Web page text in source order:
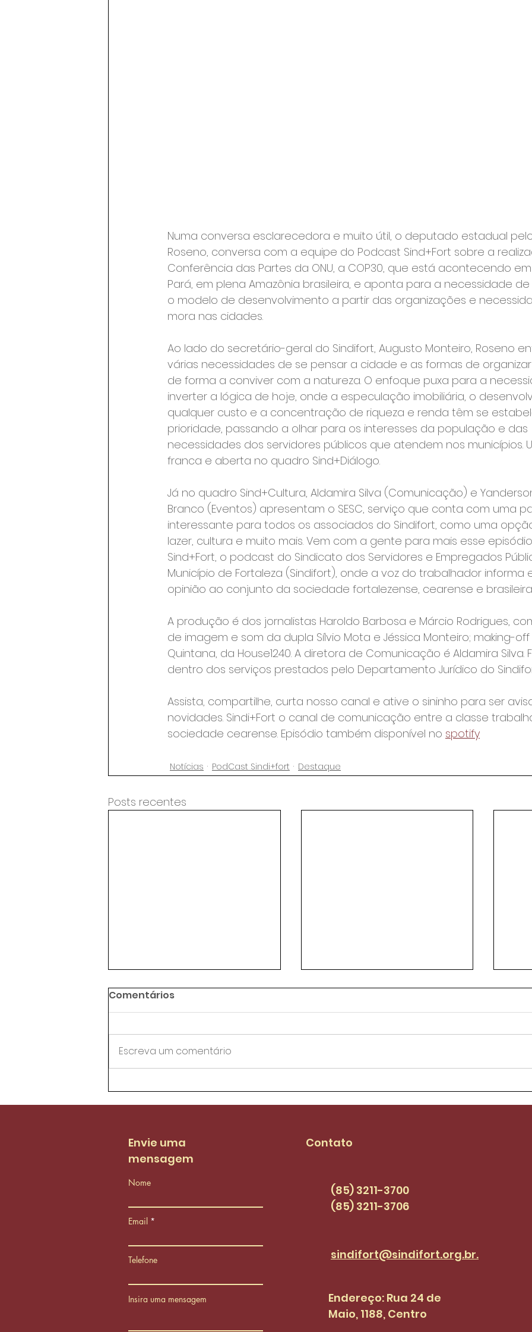
Numa conversa esclarecedora e muito útil, o deputado estadual pelo
Roseno, conversa com a equipe do Podcast Sind+Fort sobre a
Conferência das Partes da ONU, a COP30, que está acontecendo
Pará, em plena Amazônia brasileira, e aponta para a necessidade
o modelo de desenvolvimento a partir das organizações e
mora nas cidades.
Ao lado do secretário-geral do Sindifort, Augusto Monteiro, Roseno
várias necessidades de se pensar a cidade e as formas de
de forma a conviver com a natureza. O enfoque puxa para a
inverter a lógica de hoje, onde a especulação imobiliária, o
qualquer custo e a concentração de riqueza e renda têm se
prioridade, passando a olhar para os interesses da população e das
necessidades dos servidores públicos que atendem nos municípios.
franca e aberta no quadro Sind+Diálogo.
Já no quadro Sind+Cultura, Aldamira Silva (Comunicação) e
Branco (Eventos) apresentam o SESC, serviço que conta com uma
interessante para todos os associados do Sindifort, como uma
lazer, cultura e muito mais. Vem com a gente para mais esse
Sind+Fort, o podcast do Sindicato dos Servidores e Empregados
Município de Fortaleza (Sindifort), onde a voz do trabalhador informa
opinião ao conjunto da sociedade fortalezense, cearense e
A produção é dos jornalistas Haroldo Barbosa e Márcio Rodrigues,
de imagem e som da dupla Sílvio Mota e Jéssica Monteiro; making-off
Quintana, da House1240. A diretora de Comunicação é Aldamira Silva.
dentro dos serviços prestados pelo Departamento Jurídico do
Assista, compartilhe, curta nosso canal e ative o sininho para ser
novidades. Sindi+Fort o canal de comunicação entre a classe
sociedade cearense. Episódio também disponível no spotify
Notícias PodCast Sindi+fort Destaque
Posts recentes
Agentes de trânsito da
AMC aprovam proposta
PCCS
Aílton Lopes assume
mandato e se
pautas dos
Comentários
Escreva um comentário
Envie uma
mensagem
Nome
Email
Telefone
Insira uma mensagem
Contato
(85) 3211-3700
(85) 3211-3706
sindifort@sindifort.org.br.
Endereço: Rua 24 de
Maio, 1188, Centro